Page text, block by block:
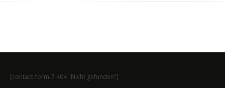
[contact-form-7 404 "Nicht gefunden"]